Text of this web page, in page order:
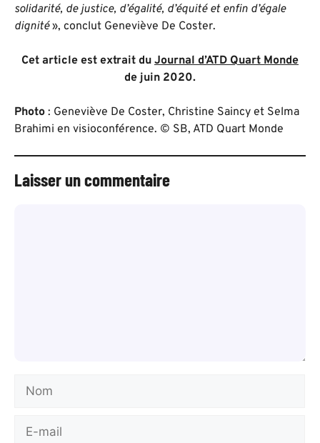
solidarité, de justice, d’égalité, d’équité et enfin d’égale
dignité», conclut Geneviève De Coster.
Cet article est extrait du Journal d’ATD Quart Monde
de juin 2020.
Photo : Geneviève De Coster, Christine Saincy et Selma
Brahimi en visioconférence. © SB, ATD Quart Monde
Laisser un commentaire